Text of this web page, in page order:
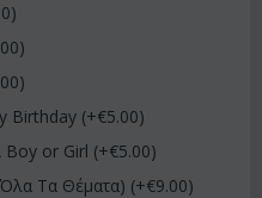
)
)
)
Birthday (+€5.00)
Boy or Girl (+€5.00)
Τα Θέματα) (+€9.00)